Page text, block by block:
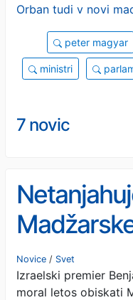
Orban tudi v novi
peter magyar
ministri
7 novic
po
Novice / Svet
Izraelski premier
moral letos obiskati